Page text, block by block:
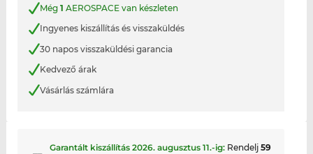
Még 1 AEROSPACE van készleten
Ingyenes kiszállítás és visszaküldés
30 napos visszaküldési garancia
Kedvező árak
Vásárlás számlára
Garantált kiszállítás 2026. augusztus 11.-ig: Rendelj 59